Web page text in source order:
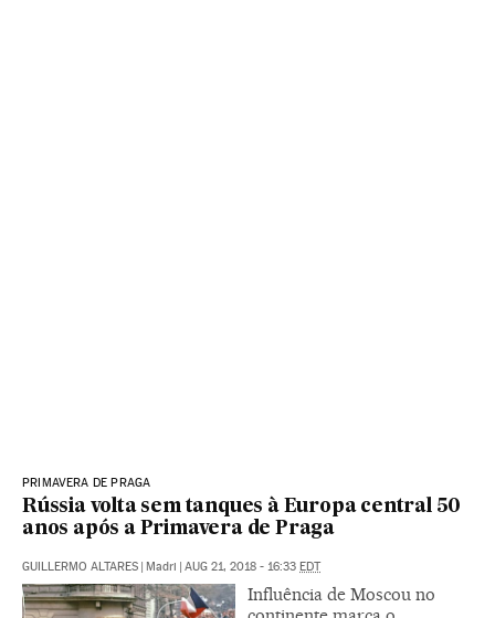
PRIMAVERA DE PRAGA
Rússia volta sem tanques à Europa central 50
anos após a Primavera de Praga
GUILLERMO ALTARES Madri AUG 21, 2018 - 16:33 EDT
Influência de Moscou no